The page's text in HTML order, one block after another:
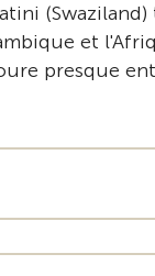
et
presque